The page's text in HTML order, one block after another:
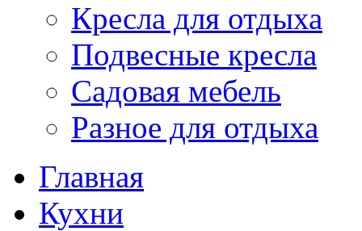
Кресла для отдыха
Подвесные кресла
Садовая мебель
Разное для отдыха
Главная
Кухни